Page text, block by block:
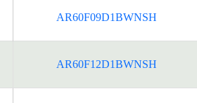
AR60F09D1BWNSH
AR60F12D1BWNSH